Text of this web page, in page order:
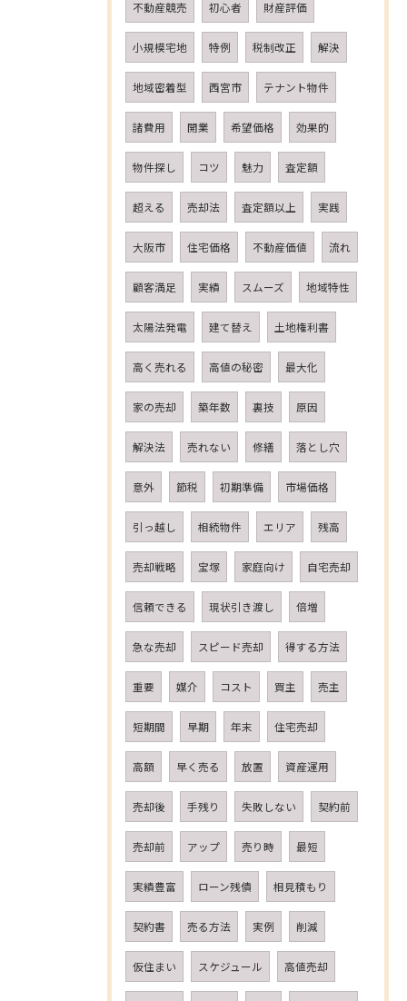
不動産競売 初心者 財産評価
小規模宅地 特例 税制改正 解決
地域密着型 西宮市 テナント物件
諸費用 開業 希望価格 効果的
物件探し コツ 魅力 査定額
超える 売却法 査定額以上 実践
大阪市 住宅価格 不動産価値 流れ
顧客満足 実績 スムーズ 地域特性
太陽法発電 建て替え 土地権利書
高く売れる 高値の秘密 最大化
家の売却 築年数 裏技 原因
解決法 売れない 修繕 落とし穴
意外 節税 初期準備 市場価格
引っ越し 相続物件 エリア 残高
売却戦略 宝塚 家庭向け 自宅売却
信頼できる 現状引き渡し 倍増
急な売却 スピード売却 得する方法
重要 媒介 コスト 買主 売主
短期間 早期 年末 住宅売却
高額 早く売る 放置 資産運用
売却後 手残り 失敗しない 契約前
売却前 アップ 売り時 最短
実績豊富 ローン残債 相見積もり
契約書 売る方法 実例 削減
仮住まい スケジュール 高値売却